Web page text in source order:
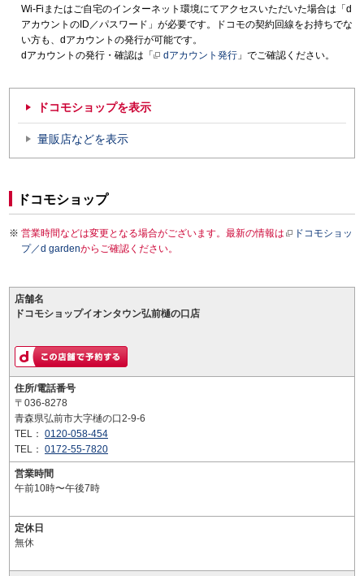
Wi-Fiまたはご自宅のインターネット環境にてアクセスいただいた場合は「d
アカウントのID／パスワード」が必要です。ドコモの契約回線をお持ちでな
い方も、dアカウントの発行が可能です。
dアカウントの発行・確認は「
dアカウント発行 」でご確認ください。
ドコモショップを表示
量販店などを表示
ドコモショップ
営業時間などは変更となる場合がございます。最新の情報は
ドコモショッ
プ／d gardenからご確認ください。
店舗名
ドコモショップイオンタウン弘前樋の口店
住所/電話番号
〒036-8278
青森県弘前市大字樋の口2-9-6
TEL： 0120-058-454
TEL： 0172-55-7820
営業時間
午前10時〜午後7時
定休日
無休